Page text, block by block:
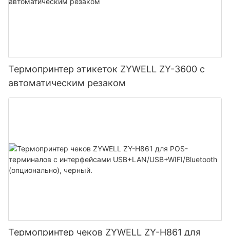
Термопринтер этикеток ZYWELL ZY-3600 с
автоматическим резаком
Термопринтер чеков ZYWELL ZY-H861 для